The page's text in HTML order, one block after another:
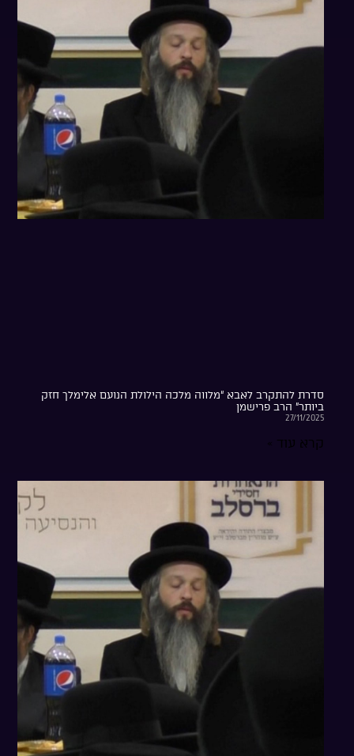
סדרת להתקרב לאבא “מלווה מלכה הילולת הנועם אלימלך חזק
ביותר” הרב פרישמן
27/11/2025
קרא עוד »